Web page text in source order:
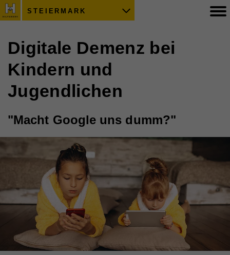
STEIERMARK
Digitale Demenz bei
Kindern und
Jugendlichen
"Macht Google uns dumm?"